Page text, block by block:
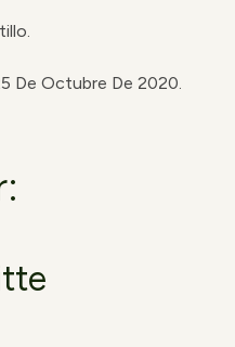
De Octubre De 2020.